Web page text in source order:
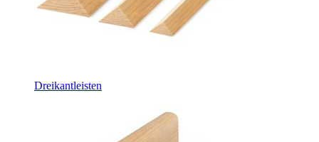
Dreikantleisten